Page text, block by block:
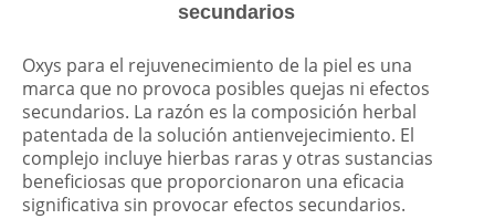
secundarios
Oxys para el rejuvenecimiento de la piel es una
marca que no provoca posibles quejas ni efectos
secundarios. La razón es la composición herbal
patentada de la solución antienvejecimiento. El
complejo incluye hierbas raras y otras sustancias
beneficiosas que proporcionaron una eficacia
significativa sin provocar efectos secundarios.